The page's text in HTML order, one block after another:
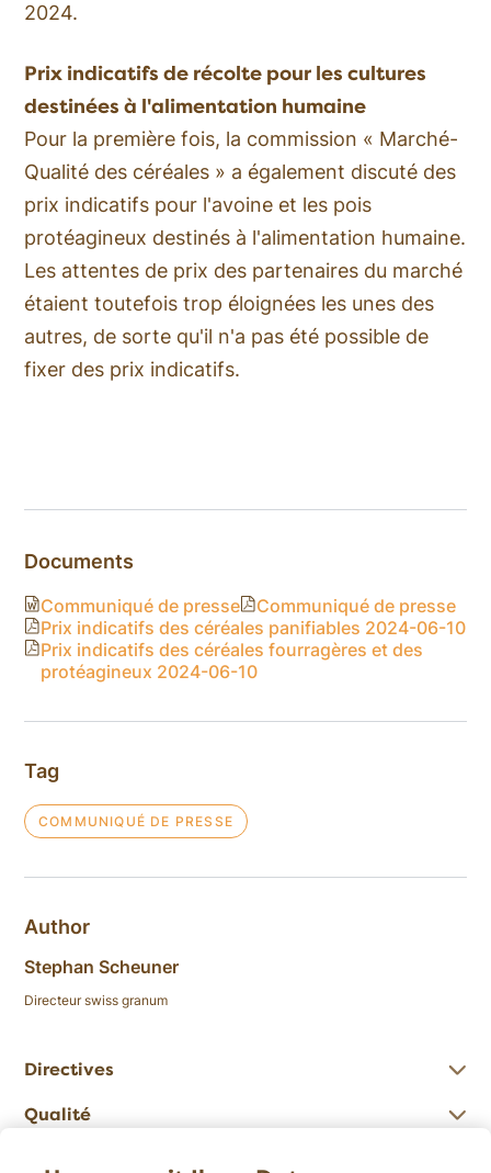
2024.
Prix indicatifs de récolte pour les cultures
destinées à l'alimentation humaine
Pour la première fois, la commission « Marché-
Qualité des céréales » a également discuté des
prix indicatifs pour l'avoine et les pois
protéagineux destinés à l'alimentation humaine.
Les attentes de prix des partenaires du marché
étaient toutefois trop éloignées les unes des
autres, de sorte qu'il n'a pas été possible de
fixer des prix indicatifs.
Documents
Communiqué de presse
Communiqué de presse
Prix indicatifs des céréales panifiables 2024-06-10
Prix indicatifs des céréales fourragères et des
protéagineux 2024-06-10
Tag
COMMUNIQUÉ DE PRESSE
Author
Stephan Scheuner
Directeur swiss granum
Directives
Qualité